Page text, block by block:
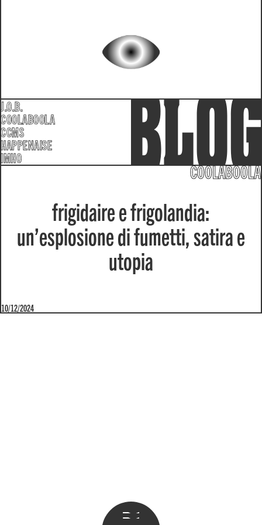
J.O.B.
COOLABOOLA
CCMS
HAPPENAISE
IMHO
COOLABOOLA
frigidaire e frigolandia:
un’esplosione di fumetti, satira e
utopia
10/12/2024
Apri